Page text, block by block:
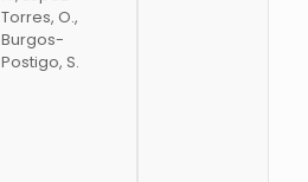
Torres, O.,
Burgos-
Postigo, S.